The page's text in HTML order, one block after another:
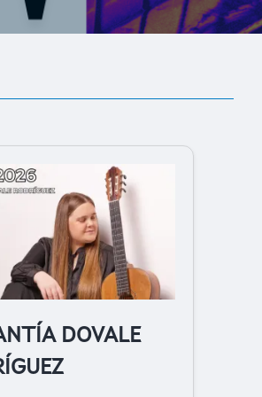
DOVALE